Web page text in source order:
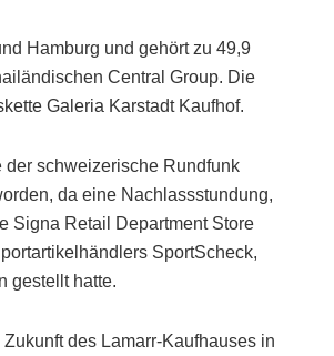
Hamburg und gehört zu 49,9
Central Group. Die
Galeria Karstadt Kaufhof.
schweizerische Rundfunk
da eine Nachlassstundung,
Signa Retail Department Store
SportScheck,
gestellt hatte.
des Lamarr-Kaufhauses in